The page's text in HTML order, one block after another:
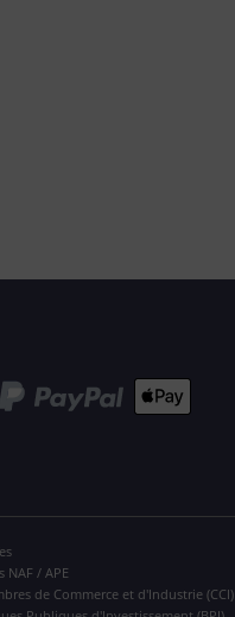
NAF / APE
de Commerce et d'Industrie (CCI)